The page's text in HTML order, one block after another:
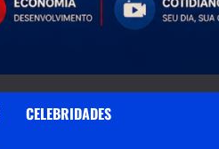
CELEBRIDADES